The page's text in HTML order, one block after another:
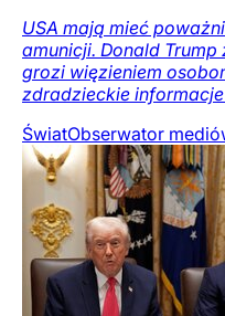
USA mają mieć
amunicji. Donald
grozi więzieniem
zdradzieckie
ŚwiatObserwator